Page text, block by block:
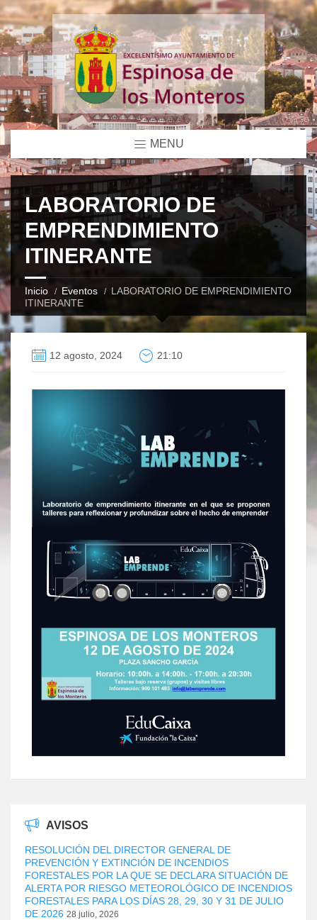
MENU
LABORATORIO DE
EMPRENDIMIENTO
ITINERANTE
Inicio Eventos
LABORATORIO DE EMPRENDIMIENTO
ITINERANTE
12 agosto, 2024 21:10
AVISOS
RESOLUCIÓN DEL DIRECTOR GENERAL DE
PREVENCIÓN Y EXTINCIÓN DE INCENDIOS
FORESTALES POR LA QUE SE DECLARA SITUACIÓN DE
ALERTA POR RIESGO METEOROLÓGICO DE INCENDIOS
FORESTALES PARA LOS DÍAS 28, 29, 30 Y 31 DE JULIO
DE 2026 28 julio, 2026